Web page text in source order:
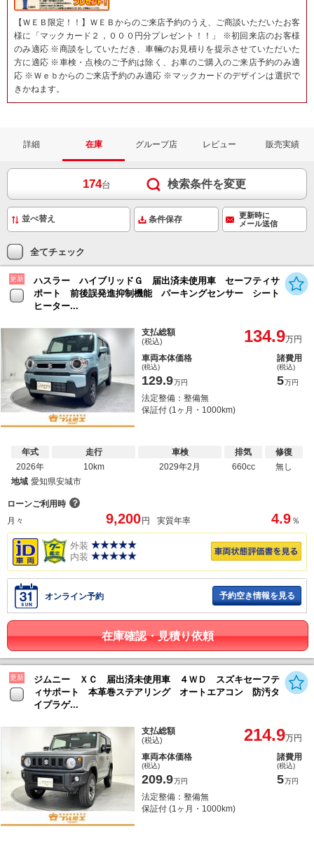
【ＷＥＢ限定！！】ＷＥＢからのご来店予約のうえ、ご商談いただいたお客
様に「マックカード２，０００円分プレゼント！！」 ※初回来店のお客様
のみ適応 ※商談をしていただき、車輛のお見積りを提示させていただいた
方に適応 ※車検・点検のご予約は除く、お車のご購入のご来店予約のみ適
応 ※Ｗｅｂからのご来店予約のみ適応 ※マックカードのデザインは選択で
きかねます。
詳細 在庫 グループ店 レビュー 販売実績
174台 検索条件を変更
条件保存
更新時に
メール送信
全てチェック
更新
ハスラー ハイブリッドＧ 届出済未使用車 セーフティサ
ポート 前後誤発進抑制機能 パーキングセンサー シート
ヒーター...
支払総額
(税込) 134.9万円
車両本体価格
(税込)
129.9万円
諸費用
(税込)
5万円
法定整備：整備無
保証付 (1ヶ月・1000km)
年式
2026年
走行
10km
車検
2029年2月
排気
660cc
修復
無し
地域 愛知県安城市
ローンご利用時 ？
月々
9,200 円 実質年率 4.9 ％
外装
内装
オンライン予約 予約空き情報を見る
在庫確認・見積り依頼
更新
ジムニー ＸＣ 届出済未使用車 ４ＷＤ スズキセーフテ
ィサポート 本革巻ステアリング オートエアコン 防汚タ
イプラゲ...
支払総額
(税込) 214.9万円
車両本体価格
(税込)
209.9万円
諸費用
(税込)
5万円
法定整備：整備無
保証付 (1ヶ月・1000km)